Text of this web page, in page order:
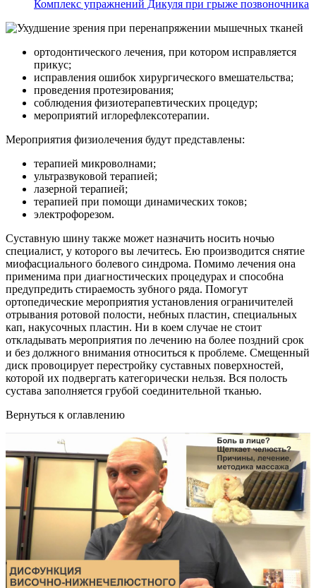
Комплекс упражнений Дикуля при грыже позвоночника
ортодонтического лечения, при котором исправляется
прикус;
исправления ошибок хирургического вмешательства;
проведения протезирования;
соблюдения физиотерапевтических процедур;
мероприятий иглорефлексотерапии.
Мероприятия физиолечения будут представлены:
терапией микроволнами;
ультразвуковой терапией;
лазерной терапией;
терапией при помощи динамических токов;
электрофорезом.
Суставную шину также может назначить носить ночью
специалист, у которого вы лечитесь. Ею производится снятие
миофасциального болевого синдрома. Помимо лечения она
применима при диагностических процедурах и способна
предупредить стираемость зубного ряда. Помогут
ортопедические мероприятия установления ограничителей
отрывания ротовой полости, небных пластин, специальных
кап, накусочных пластин. Ни в коем случае не стоит
откладывать мероприятия по лечению на более поздний срок
и без должного внимания относиться к проблеме. Смещенный
диск провоцирует перестройку суставных поверхностей,
которой их подвергать категорически нельзя. Вся полость
сустава заполняется грубой соединительной тканью.
Вернуться к оглавлению